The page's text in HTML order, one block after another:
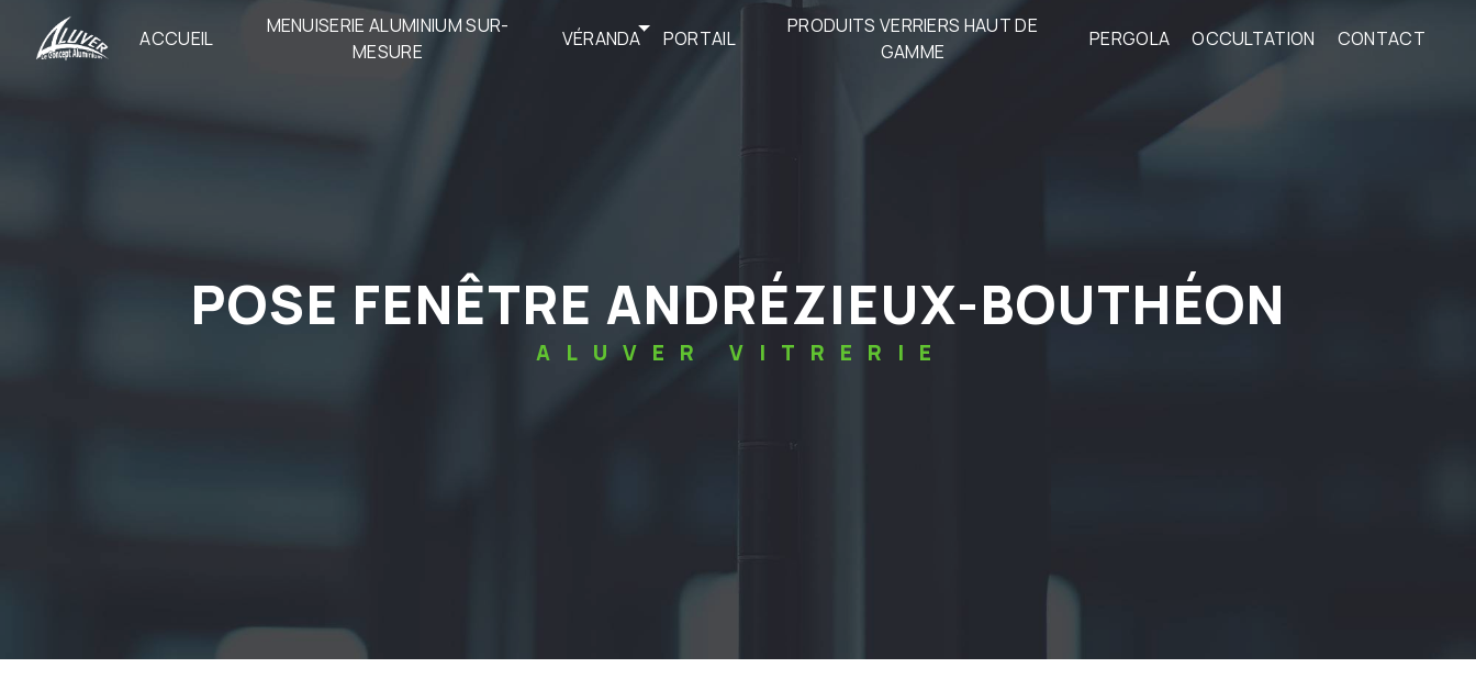
ACCUEIL
MENUISERIE ALUMINIUM SUR-
MESURE
VÉRANDA PORTAIL
PRODUITS VERRIERS HAUT DE
GAMME
PERGOLA OCCULTATION CONTACT
POSE FENÊTRE ANDRÉZIEUX-BOUTHÉON
ALUVER VITRERIE
Panneau de gestion des cookies